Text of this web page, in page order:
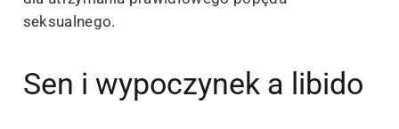
seksualnego.
Sen i wypoczynek a libido